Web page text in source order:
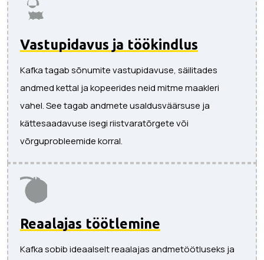
Vastupidavus ja töökindlus
Kafka tagab sõnumite vastupidavuse, säilitades
andmed kettal ja kopeerides neid mitme maakleri
vahel. See tagab andmete usaldusväärsuse ja
kättesaadavuse isegi riistvaratõrgete või
võrguprobleemide korral.
Reaalajas töötlemine
Kafka sobib ideaalselt reaalajas andmetöötluseks ja